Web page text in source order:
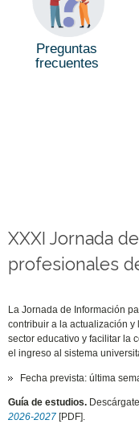
Preguntas
frecuentes
XXXI Jornada
profesionales
La Jornada de Información
contribuir a la actualización y
sector educativo y facilitar la
el ingreso al sistema
Fecha prevista: última
Guía de estudios.
2026-2027 [PDF].